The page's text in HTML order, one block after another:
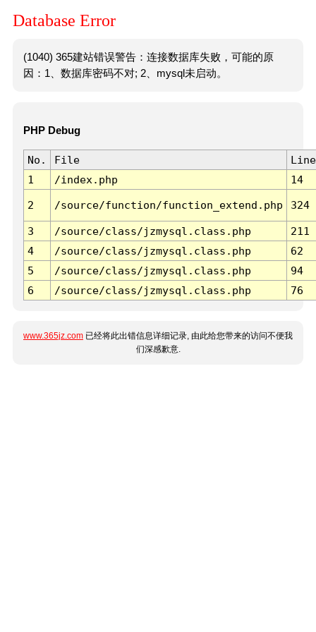
Database Error
(1040) 365建站错误警告：连接数据库失败，可能的原
因：1、数据库密码不对; 2、mysql未启动。
PHP Debug
No. File
Line
1
/index.php 14
2 /source/function/function_extend.php 324
3 /source/class/jzmysql.class.php
211
4
/source/class/jzmysql.class.php
62
5
/source/class/jzmysql.class.php
94
6
/source/class/jzmysql.class.php 76
www.365jz.com 已经将此出错信息详细记录, 由此给您带来的访问不便我
们深感歉意.